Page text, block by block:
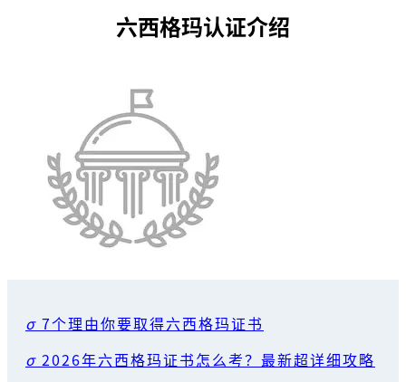
六西格玛认证介绍
σ 7个理由你要取得六西格玛证书
σ 2026年六西格玛证书怎么考？最新超详细攻略